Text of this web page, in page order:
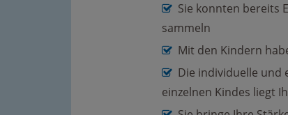
Sie konnten bereits
sammeln
Mit den Kindern
Die individuelle und
einzelnen Kindes liegt